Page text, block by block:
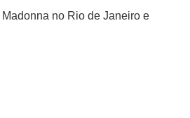
no Rio de Janeiro e